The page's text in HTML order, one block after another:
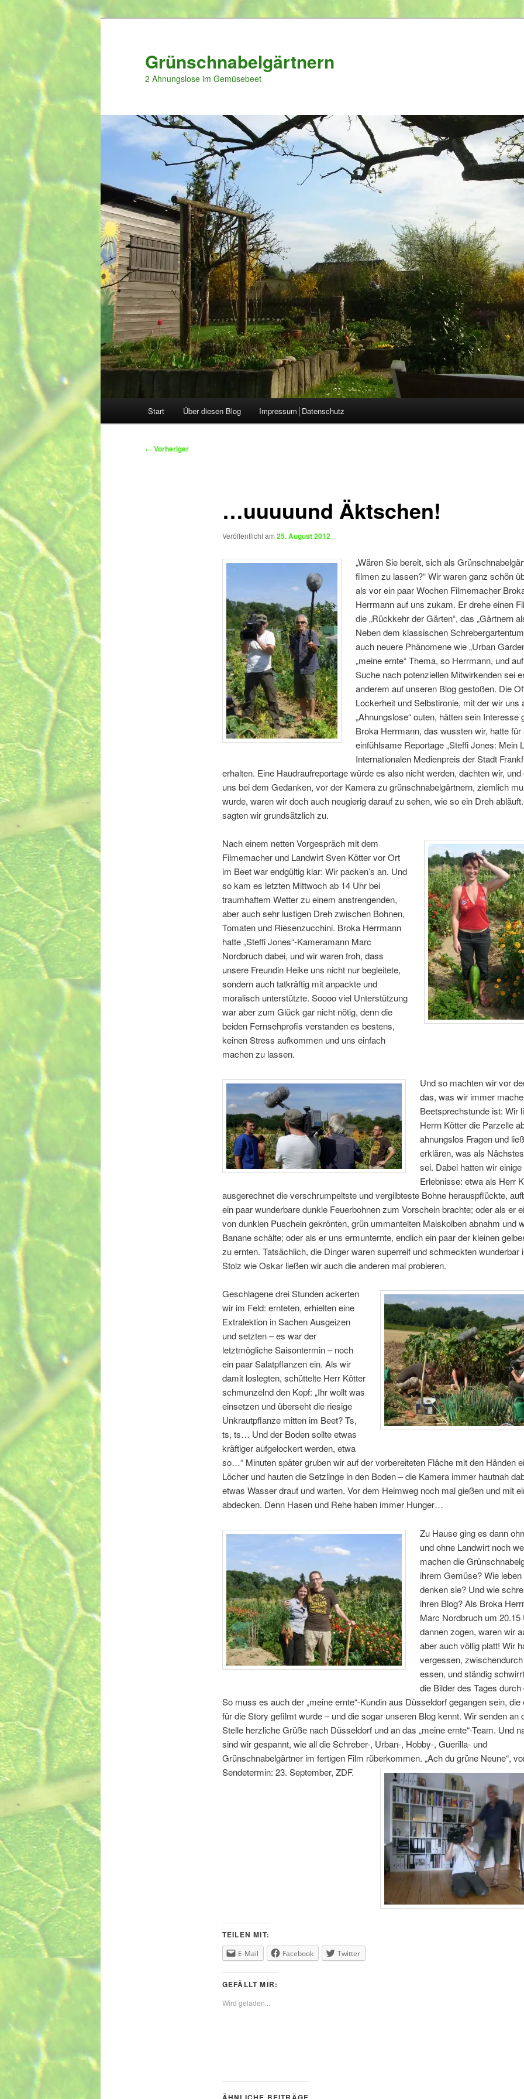
primären
Grünschnabelgärtnern
2 Ahnungslose im Gemüsebeet
Start Über diesen Blog Impressum│Datenschutz
Beitragsnavigation
← Vorheriger
…uuuuund Äktschen!
Veröffentlicht am 25. August 2012
„Wären Sie bereit, sich als
filmen zu lassen?“ Wir waren ganz schön
als vor ein paar Wochen Filmemacher
Herrmann auf uns zukam. Er drehe einen
die „Rückkehr der Gärten“, das „Gärtnern
Neben dem klassischen
auch neuere Phänomene wie „Urban
„meine ernte“ Thema, so Herrmann, und
Suche nach potenziellen Mitwirkenden sei
anderem auf unseren Blog gestoßen. Die
Lockerheit und Selbstironie, mit der wir uns
„Ahnungslose“ outen, hätten sein Interesse
Broka Herrmann, das wussten wir, hatte für
einfühlsame Reportage „Steffi Jones: Mein
Internationalen Medienpreis der Stadt
erhalten. Eine Haudraufreportage würde es also nicht werden, dachten wir, und
uns bei dem Gedanken, vor der Kamera zu grünschnabelgärtnern, ziemlich
wurde, waren wir doch auch neugierig darauf zu sehen, wie so ein Dreh
sagten wir grundsätzlich zu.
Nach einem netten Vorgespräch mit dem
Filmemacher und Landwirt Sven Kötter vor Ort
im Beet war endgültig klar: Wir packen’s an. Und
so kam es letzten Mittwoch ab 14 Uhr bei
traumhaftem Wetter zu einem anstrengenden,
aber auch sehr lustigen Dreh zwischen Bohnen,
Tomaten und Riesenzucchini. Broka Herrmann
hatte „Steffi Jones“-Kameramann Marc
Nordbruch dabei, und wir waren froh, dass
unsere Freundin Heike uns nicht nur begleitete,
sondern auch tatkräftig mit anpackte und
moralisch unterstützte. Soooo viel Unterstützung
war aber zum Glück gar nicht nötig, denn die
beiden Fernsehprofis verstanden es bestens,
keinen Stress aufkommen und uns einfach
machen zu lassen.
Und so machten wir vor
das, was wir immer
Beetsprechstunde ist: Wir
Herrn Kötter die Parzelle
ahnungslos Fragen und
erklären, was als
sei. Dabei hatten wir
Erlebnisse: etwa als Herr
ausgerechnet die verschrumpeltste und vergilbteste Bohne herauspflückte,
ein paar wunderbare dunkle Feuerbohnen zum Vorschein brachte; oder als er
von dunklen Puscheln gekrönten, grün ummantelten Maiskolben abnahm und
Banane schälte; oder als er uns ermunternte, endlich ein paar der kleinen
zu ernten. Tatsächlich, die Dinger waren superreif und schmeckten wunderbar
Stolz wie Oskar ließen wir auch die anderen mal probieren.
Geschlagene drei Stunden ackerten
wir im Feld: ernteten, erhielten eine
Extralektion in Sachen Ausgeizen
und setzten – es war der
letztmögliche Saisontermin – noch
ein paar Salatpflanzen ein. Als wir
damit loslegten, schüttelte Herr Kötter
schmunzelnd den Kopf: „Ihr wollt was
einsetzen und überseht die riesige
Unkrautpflanze mitten im Beet? Ts,
ts, ts… Und der Boden sollte etwas
kräftiger aufgelockert werden, etwa
so…“ Minuten später gruben wir auf der vorbereiteten Fläche mit den Händen
Löcher und hauten die Setzlinge in den Boden – die Kamera immer hautnah
etwas Wasser drauf und warten. Vor dem Heimweg noch mal gießen und mit
abdecken. Denn Hasen und Rehe haben immer Hunger…
Zu Hause ging es dann
und ohne Landwirt noch
machen die
ihrem Gemüse? Wie leben
denken sie? Und wie
ihren Blog? Als Broka
Marc Nordbruch um 20.15
dannen zogen, waren wir
aber auch völlig platt! Wir
vergessen,
essen, und ständig
die Bilder des Tages durch
So muss es auch der „meine ernte“-Kundin aus Düsseldorf gegangen sein, die
für die Story gefilmt wurde – und die sogar unseren Blog kennt. Wir senden an
Stelle herzliche Grüße nach Düsseldorf und an das „meine ernte“-Team. Und
sind wir gespannt, wie all die Schreber-, Urban-, Hobby-, Guerilla- und
Grünschnabelgärtner im fertigen Film rüberkommen. „Ach du grüne Neune“,
Sendetermin: 23. September, ZDF.
TEILEN MIT:
E-Mail Facebook Twitter
GEFÄLLT MIR:
Wird geladen...